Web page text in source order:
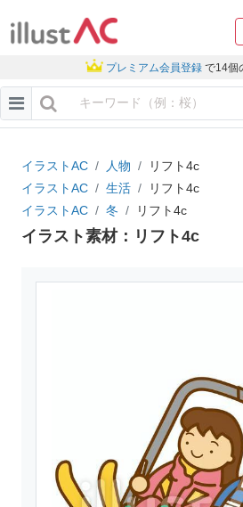
プレミアム会員登録 で14個
イラストAC 人物
リフト4c
イラストAC
生活
リフト4c
イラストAC
冬 リフト4c
イラスト素材：リフト4c